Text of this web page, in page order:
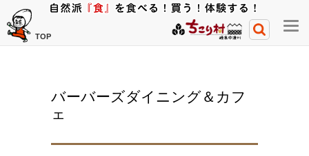
TOP
メ
ニ
バーバーズダイニング＆カフ
ェ